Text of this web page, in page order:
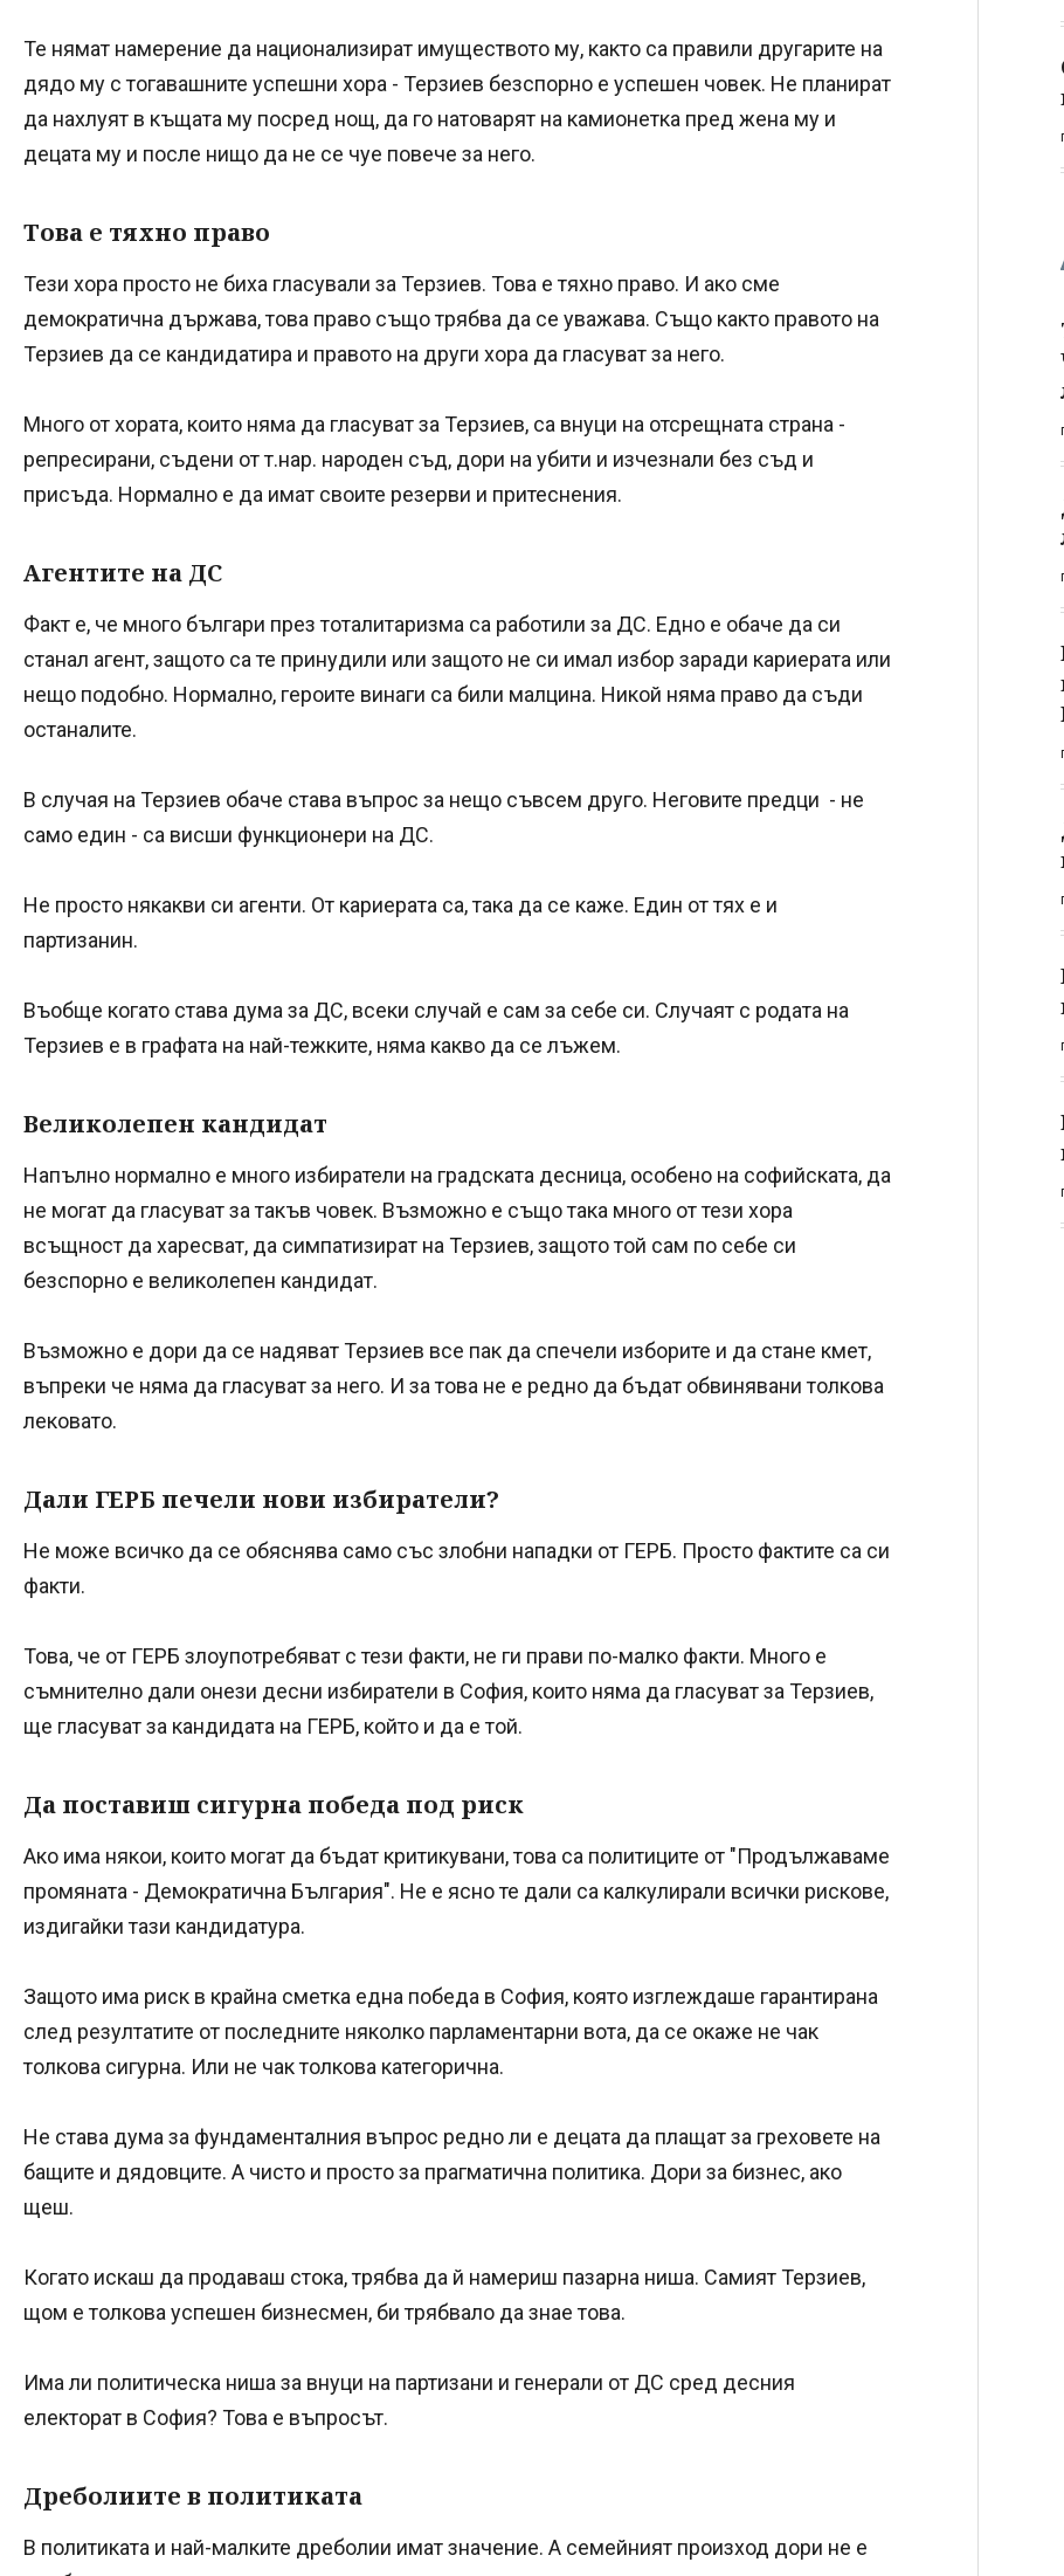
Те нямат намерение да национализират имуществото му, както са правили другарите на
дядо му с тогавашните успешни хора - Терзиев безспорно е успешен човек. Не планират
да нахлуят в къщата му посред нощ, да го натоварят на камионетка пред жена му и
децата му и после нищо да не се чуе повече за него.
Това е тяхно право
Тези хора просто не биха гласували за Терзиев. Това е тяхно право. И ако сме
демократична държава, това право също трябва да се уважава. Също както правото на
Терзиев да се кандидатира и правото на други хора да гласуват за него.
Много от хората, които няма да гласуват за Терзиев, са внуци на отсрещната страна -
репресирани, съдени от т.нар. народен съд, дори на убити и изчезнали без съд и
присъда. Нормално е да имат своите резерви и притеснения.
Агентите на ДС
Факт е, че много българи през тоталитаризма са работили за ДС. Едно е обаче да си
станал агент, защото са те принудили или защото не си имал избор заради кариерата или
нещо подобно. Нормално, героите винаги са били малцина. Никой няма право да съди
останалите.
В случая на Терзиев обаче става въпрос за нещо съвсем друго. Неговите предци - не
само един - са висши функционери на ДС.
Не просто някакви си агенти. От кариерата са, така да се каже. Един от тях е и
партизанин.
Въобще когато става дума за ДС, всеки случай е сам за себе си. Случаят с родата на
Терзиев е в графата на най-тежките, няма какво да се лъжем.
Великолепен кандидат
Напълно нормално е много избиратели на градската десница, особено на софийската, да
не могат да гласуват за такъв човек. Възможно е също така много от тези хора
всъщност да харесват, да симпатизират на Терзиев, защото той сам по себе си
безспорно е великолепен кандидат.
Възможно е дори да се надяват Терзиев все пак да спечели изборите и да стане кмет,
въпреки че няма да гласуват за него. И за това не е редно да бъдат обвинявани толкова
лековато.
Дали ГЕРБ печели нови избиратели?
Не може всичко да се обяснява само със злобни нападки от ГЕРБ. Просто фактите са си
факти.
Това, че от ГЕРБ злоупотребяват с тези факти, не ги прави по-малко факти. Много е
съмнително дали онези десни избиратели в София, които няма да гласуват за Терзиев,
ще гласуват за кандидата на ГЕРБ, който и да е той.
Да поставиш сигурна победа под риск
Ако има някои, които могат да бъдат критикувани, това са политиците от "Продължаваме
промяната - Демократична България". Не е ясно те дали са калкулирали всички рискове,
издигайки тази кандидатура.
Защото има риск в крайна сметка една победа в София, която изглеждаше гарантирана
след резултатите от последните няколко парламентарни вота, да се окаже не чак
толкова сигурна. Или не чак толкова категорична.
Не става дума за фундаменталния въпрос редно ли е децата да плащат за греховете на
бащите и дядовците. А чисто и просто за прагматична политика. Дори за бизнес, ако
щеш.
Когато искаш да продаваш стока, трябва да й намериш пазарна ниша. Самият Терзиев,
щом е толкова успешен бизнесмен, би трябвало да знае това.
Има ли политическа ниша за внуци на партизани и генерали от ДС сред десния
електорат в София? Това е въпросът.
Дреболиите в политиката
В политиката и най-малките дреболии имат значение. А семейният произход дори не е